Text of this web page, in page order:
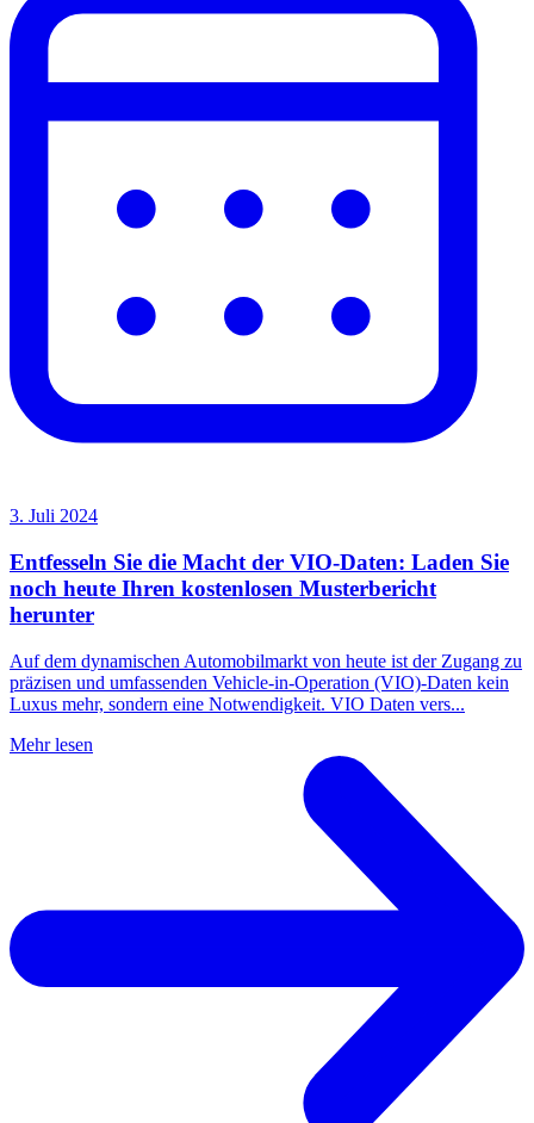
3. Juli 2024
Entfesseln Sie die Macht der VIO-Daten: Laden Sie
noch heute Ihren kostenlosen Musterbericht
herunter
Auf dem dynamischen Automobilmarkt von heute ist der Zugang zu
präzisen und umfassenden Vehicle-in-Operation (VIO)-Daten kein
Luxus mehr, sondern eine Notwendigkeit. VIO Daten vers...
Mehr lesen